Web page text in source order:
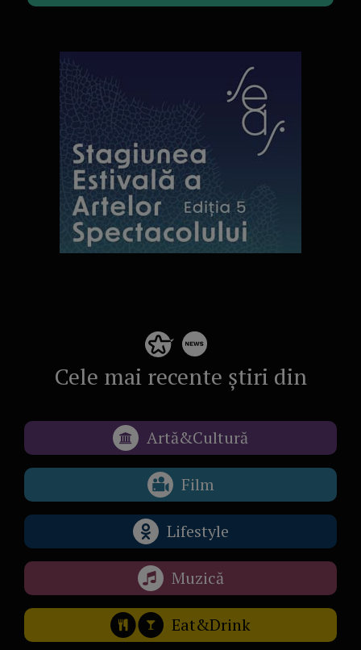
Cele mai recente știri din
Artă&Cultură
Film
Lifestyle
Muzică
Eat&Drink